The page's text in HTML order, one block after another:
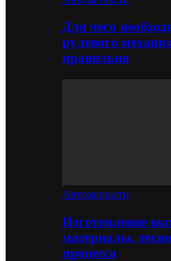
Для чего
рулевого
правильно
Автозапчасти
Изготовление
материалы,
процесса